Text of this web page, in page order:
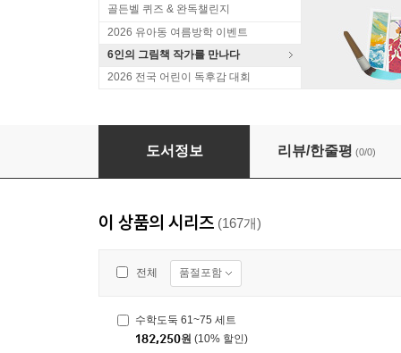
골든벨 퀴즈 & 완독챌린지
2026 유아동 여름방학 이벤트
6인의 그림책 작가를 만나다
2026 전국 어린이 독후감 대회
수학도둑 31~45 세트
도서정보 리뷰/한줄평 (0/0)
이 상품의 시리즈 (167개)
전체 품절포함
수학도둑 61~75 세트
182,250원 (10% 할인)